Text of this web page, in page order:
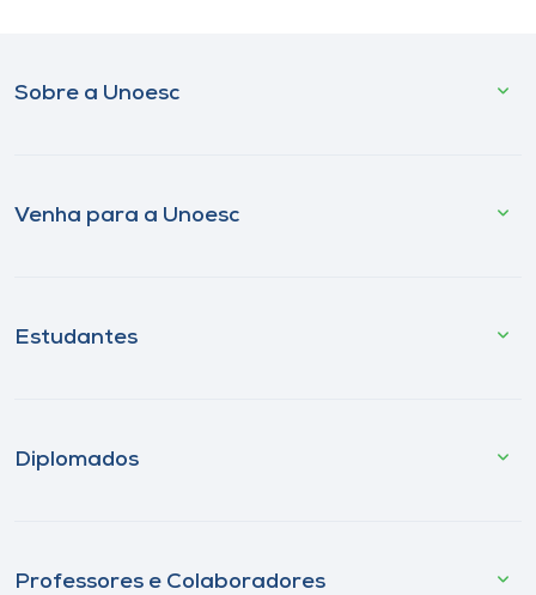
Sobre a Unoesc
Venha para a Unoesc
Estudantes
Diplomados
Professores e Colaboradores